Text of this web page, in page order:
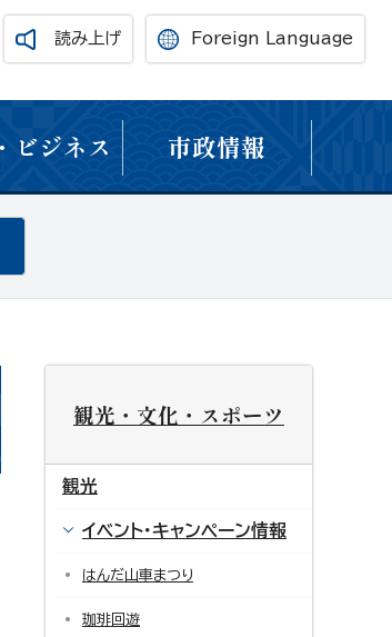
読み上げ Foreign Language
ビジネス 市政情報
観光・文化・スポーツ
観光
イベント・キャンペーン情報
はんだ山車まつり
珈琲回遊